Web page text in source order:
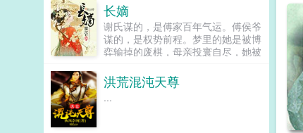
长嫡
谢氏谋的，是傅家百年气运。傅侯爷
谋的，是权势前程。梦里的她是被博
弈输掉的废棋，母亲投寰自尽，她被
子弟，却在大好年华，匆匆早逝。当
她睁眼醒来，冷笑出...
洪荒混沌天尊
...